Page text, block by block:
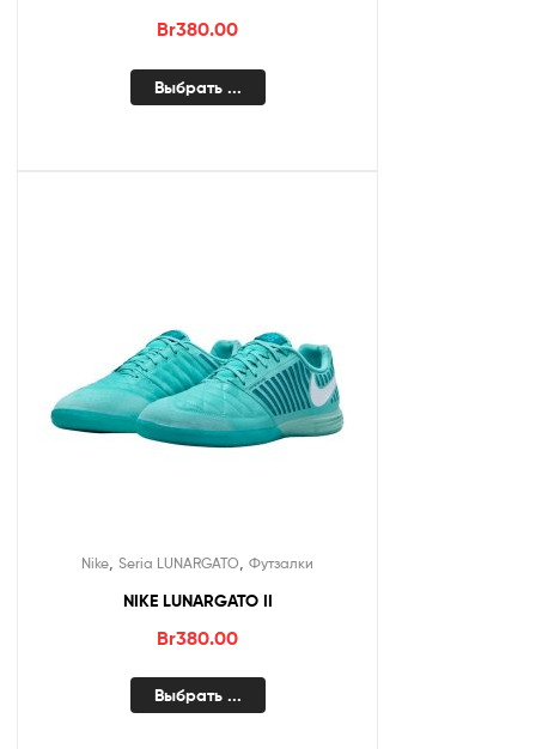
Br380.00
Выбрать ...
Nike Seria LUNARGATO Футзалки
NIKE LUNARGATO II
Br380.00
Выбрать ...